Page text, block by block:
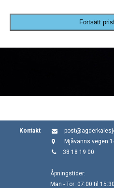
Fortsätt
Kontakt
Mjåvanns vegen
38 18 19 00
Åpningstider:
Man - Tor: 07:00 til 15:30